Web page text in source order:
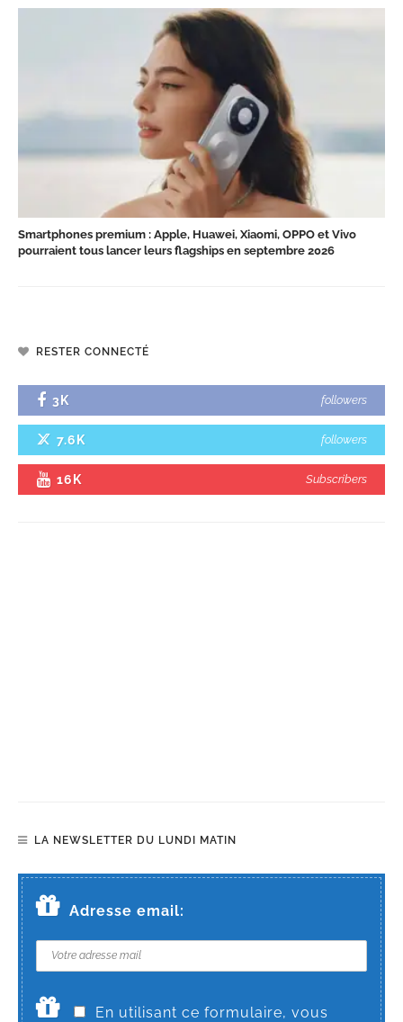
Smartphones premium : Apple, Huawei, Xiaomi, OPPO et Vivo
pourraient tous lancer leurs flagships en septembre 2026
RESTER CONNECTÉ
3K followers
7.6K followers
16K Subscribers
LA NEWSLETTER DU LUNDI MATIN
Adresse email:
En utilisant ce formulaire, vous